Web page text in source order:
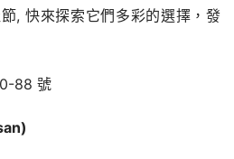
, 快來探索它們多彩的選擇，發
88 號